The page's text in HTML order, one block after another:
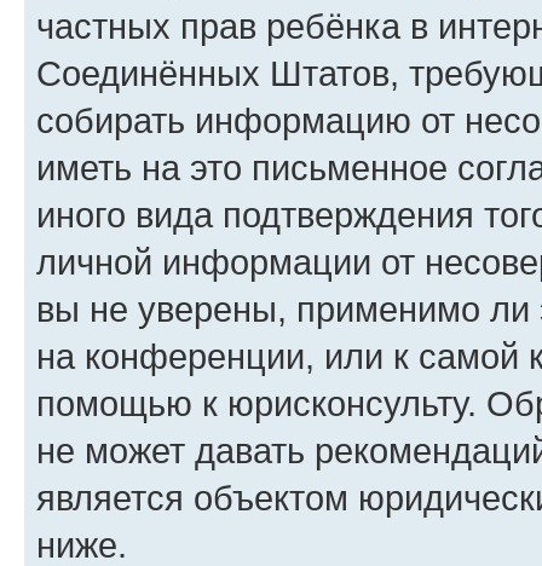
частных прав ребёнка в
Соединённых Штатов,
собирать информацию от
иметь на это письменное
иного вида подтверждения
личной информации от
вы не уверены, применимо ли
на конференции, или к самой
помощью к юрисконсульту.
не может давать
является объектом
ниже.